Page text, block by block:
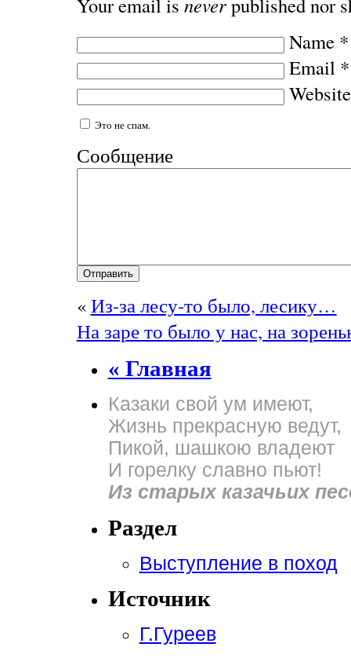
Your email is neverpublished nor
Name *
Email *
Website
Это не спам.
Сообщение
«Из-за лесу-то было, лесику…
На заре то было у нас, на
« Главная
Казаки свой ум имеют,
Жизнь прекрасную ведут,
Пикой, шашкою владеют
И горелку славно пьют!
Из старых казачьих
Раздел
Выступление в поход
Источник
Г.Гуреев